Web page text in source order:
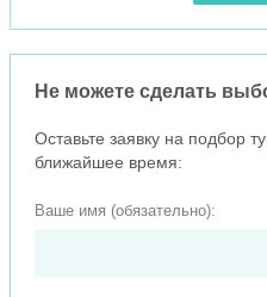
Не можете сделать
Оставьте заявку на подбор
ближайшее время:
Ваше имя (обязательно):